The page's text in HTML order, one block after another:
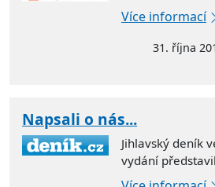
Více informací
31. října
Napsali o nás...
Jihlavský deník
vydání